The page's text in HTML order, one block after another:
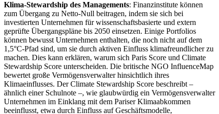
Klima-Stewardship des Managements: Finanzinstitute können
zum Übergang zu Netto-Null beitragen, indem sie sich bei
investierten Unternehmen für wissenschaftsbasierte und extern
geprüfte Übergangspläne bis 2050 einsetzen. Einige Portfolios
können bewusst Unternehmen enthalten, die noch nicht auf dem
1,5°C-Pfad sind, um sie durch aktiven Einfluss klimafreundlicher zu
machen. Dies kann erklären, warum sich Paris Score und Climate
Stewardship Score unterscheiden. Die britische NGO InfluenceMap
bewertet große Vermögensverwalter hinsichtlich ihres
Klimaeinflusses. Der Climate Stewardship Score beschreibt –
ähnlich einer Schulnote –, wie glaubwürdig ein Vermögensverwalter
Unternehmen im Einklang mit dem Pariser Klimaabkommen
beeinflusst, etwa durch Einfluss auf Geschäftsmodelle,